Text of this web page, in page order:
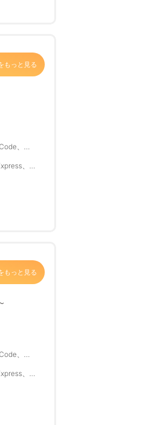
もっと見る
、
、
もっと見る
、
、